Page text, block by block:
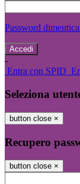
Password
-
Entra con SPID
Seleziona
button close ×
Recupero
button close ×